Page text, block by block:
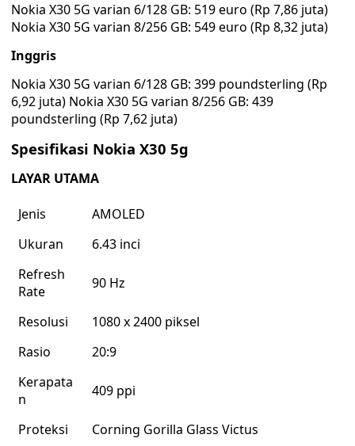
Nokia X30 5G varian 6/128 GB: 519 euro (Rp 7,86 juta)
Nokia X30 5G varian 8/256 GB: 549 euro (Rp 8,32 juta)
Inggris
Nokia X30 5G varian 6/128 GB: 399 poundsterling (Rp
6,92 juta) Nokia X30 5G varian 8/256 GB: 439
poundsterling (Rp 7,62 juta)
Spesifikasi Nokia X30 5g
LAYAR UTAMA
Jenis
AMOLED
Ukuran
6.43 inci
Refresh
Rate
90 Hz
Resolusi
1080 x 2400 piksel
Rasio
20:9
Kerapata
n
409 ppi
Proteksi
Corning Gorilla Glass Victus